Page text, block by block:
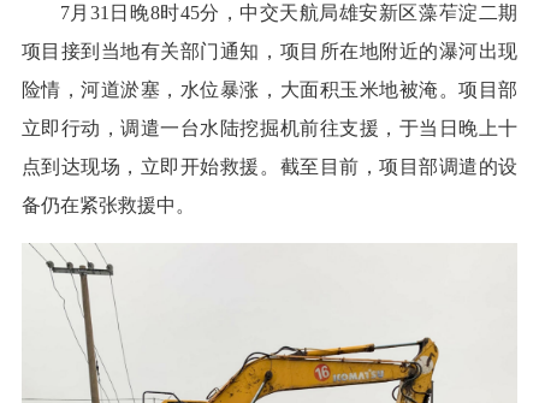
7月31日晚8时45分，中交天航局雄安新区藻苲淀二期
项目接到当地有关部门通知，项目所在地附近的瀑河出现
险情，河道淤塞，水位暴涨，大面积玉米地被淹。项目部
立即行动，调遣一台水陆挖掘机前往支援，于当日晚上十
点到达现场，立即开始救援。截至目前，项目部调遣的设
备仍在紧张救援中。